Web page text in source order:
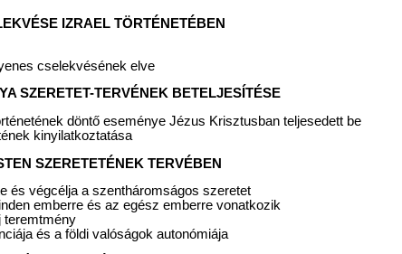
IZRAEL TÖRTÉNETÉBEN
cselekvésének elve
SZERETET-TERVÉNEK BETELJESÍTÉSE
döntő eseménye Jézus Krisztusban teljesedett be
kinyilatkoztatása
SZERETETÉNEK TERVÉBEN
és végcélja a szentháromságos szeretet
emberre és az egész emberre vonatkozik
teremtmény
és a földi valóságok autonómiája